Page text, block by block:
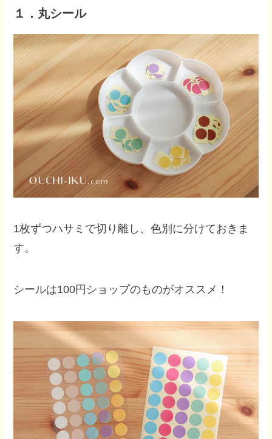
１．丸シール
1枚ずつハサミで切り離し、色別に分けておきま
す。
シールは100円ショップのものがオススメ！